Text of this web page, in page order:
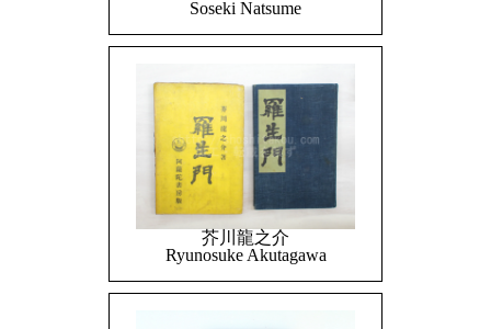
Soseki Natsume
芥川龍之介
Ryunosuke Akutagawa